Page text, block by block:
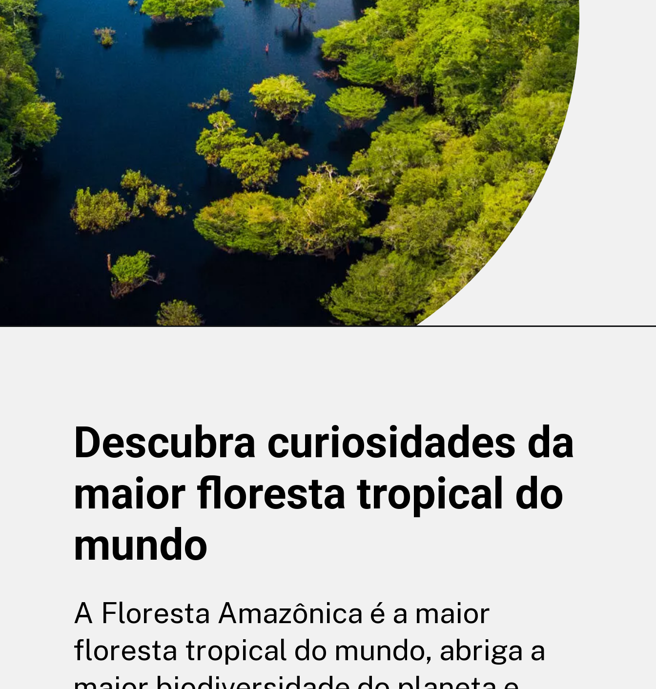
Descubra curiosidades da
maior floresta tropical do
mundo
A Floresta Amazônica é a maior
floresta tropical do mundo, abriga a